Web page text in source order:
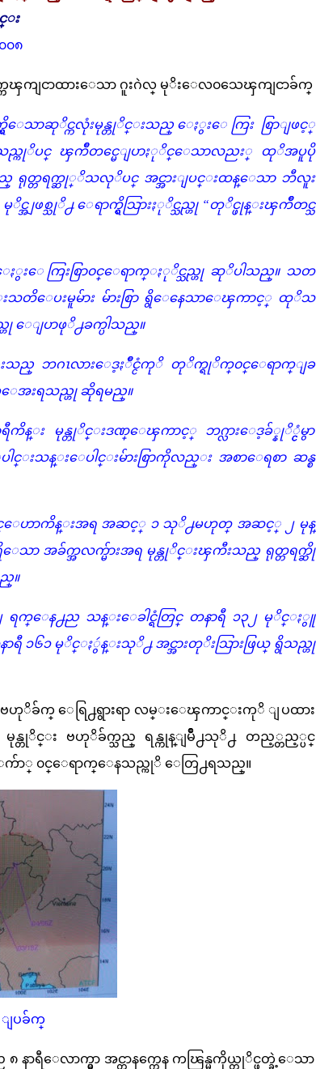
င္း
၀၀၈
ျငာထားေသာ ဂူးဂဲလ္ မုိးေလ၀သေၾကျငာခ်က္
ေသာဆုိင္ကလုံးမုန္တုိင္းသည္ ေႏွးေကြး စြာျဖင့္
ရွိသည္ကုိပင္ ၾကိဳတင္မေျပာႏုိင္ေသာလညး္ ထုိအပူပို
သည္ ရုတ္တရက္ဆု္ိသလုိပင္ အင္အားျပင္းထန္ေသာ ဘီလူး
မုိင္အျဖစ္သုိ႕ ေရာက္ရွိသြားႏုိင္သည္ဟု “တုိင္ဖုန္းၾကိဳတင္သ
ေႏွးေကြးစြာ၀င္ေရာက္ႏုိင္သည္ဟု ဆုိပါသည္။ သတ
ေပးမူမ်ား မ်ားစြာ ရွိေနေသာေၾကာင့္ ထုိသ
ေျပာဖုိ႕ခက္ပါသည္။
းသည္ ဘဂၤလားေဒ့ႏဳိင္ငံကုိ တုိက္ရုိက္၀င္ေရာက္ျခ
အးရသည္ဟု ဆိုရမည္။
း မုန္တုိင္းဒဏ္ေၾကာင့္ ဘဂ္လားေဒ့ခ်္နုိ္င္ငံမွာ
သန္းေပါင္းမ်ားစြာကိုလည္း အစာေရစာ ဆန္စ
င္ေဟာကိန္းအရ အဆင့္ ၁ သုိ႕မဟုတ္ အဆင့္ ၂ မုန္
သာ အခ်က္အလက္မ်ားအရ မုန္တုိင္းၾကီးသည္ ရုတ္တရက္ဆို
။
ရက္ေန႕ည သန္းေခါင္ရံတြင္ တနာရီ ၁၃၂ မုိင္ႏွူ
ရီ ၁၆၁ မုိင္ႏွဴန္းသုိ႕ အင္အားတုိးသြားဖြယ္ ရွိသည္ဟု
ဟုိခ်က္ ေရြ႕ရွားရာ လမ္းေၾကာင္းကုိ ျပထား
မုန္တုိင္း ဗဟုိခ်က္သည္ ရန္ကုန္ျမိဳ႕သုိ႕ တည့္တည့္ပင္
က်ာ္ ၀င္ေရာက္ေနသည္ကုိ ေတြ႕ရသည္။
ျပခ်က္
ေလာက္မွာ အင္တာနက္ကေန ကၽြန္မကိုယ္တုိင္ဖတ္ခဲ့ေသာ